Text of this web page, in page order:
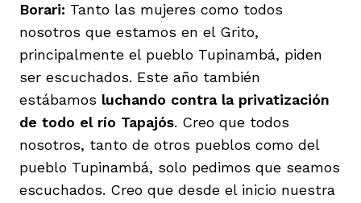
Borari: Tanto las mujeres como todos
nosotros que estamos en el Grito,
principalmente el pueblo Tupinambá, piden
ser escuchados. Este año también
estábamos luchando contra la privatización
de todo el río Tapajós. Creo que todos
nosotros, tanto de otros pueblos como del
pueblo Tupinambá, solo pedimos que seamos
escuchados. Creo que desde el inicio nuestra